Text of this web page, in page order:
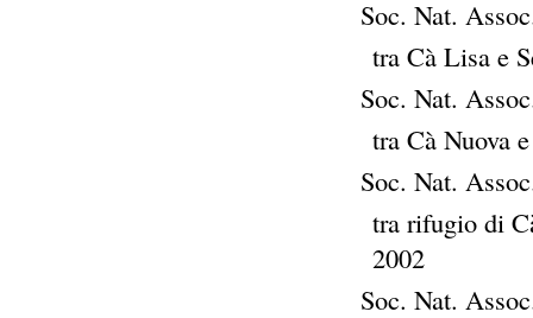
Soc. Nat.
tra Cà Lisa e
Soc. Nat.
tra Cà Nuova
Soc. Nat.
tra rifugio di
2002
Soc. Nat.